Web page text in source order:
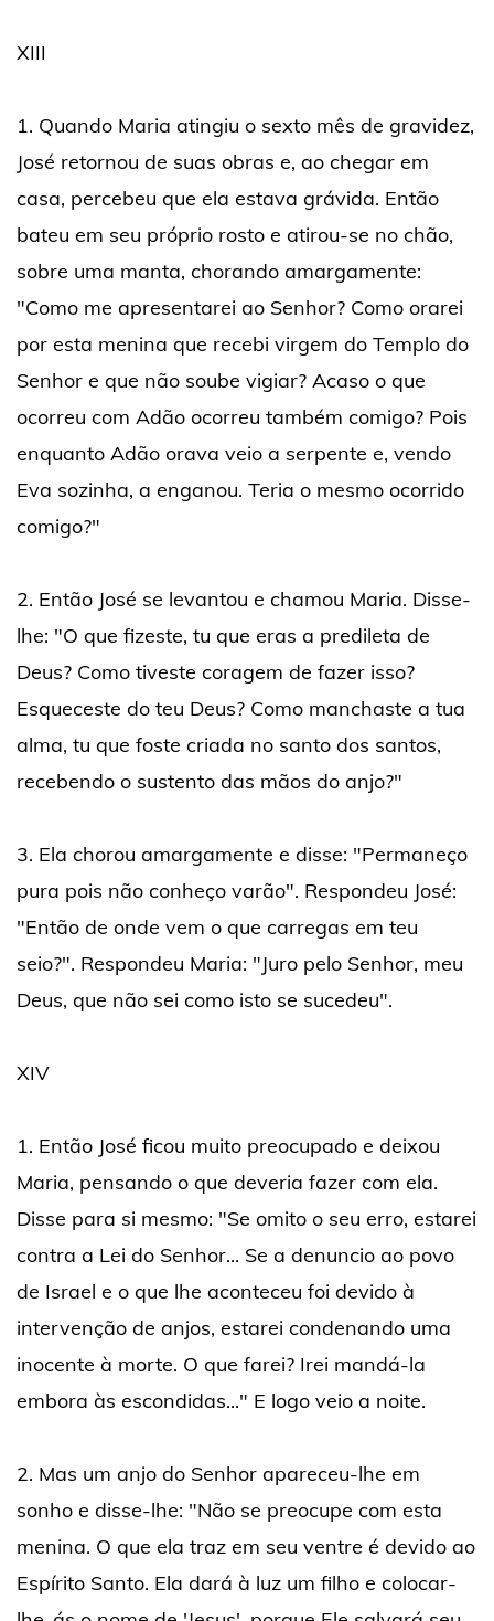
XIII
1. Quando Maria atingiu o sexto mês de gravidez,
José retornou de suas obras e, ao chegar em
casa, percebeu que ela estava grávida. Então
bateu em seu próprio rosto e atirou-se no chão,
sobre uma manta, chorando amargamente:
"Como me apresentarei ao Senhor? Como orarei
por esta menina que recebi virgem do Templo do
Senhor e que não soube vigiar? Acaso o que
ocorreu com Adão ocorreu também comigo? Pois
enquanto Adão orava veio a serpente e, vendo
Eva sozinha, a enganou. Teria o mesmo ocorrido
comigo?"
2. Então José se levantou e chamou Maria. Disse-
lhe: "O que fizeste, tu que eras a predileta de
Deus? Como tiveste coragem de fazer isso?
Esqueceste do teu Deus? Como manchaste a tua
alma, tu que foste criada no santo dos santos,
recebendo o sustento das mãos do anjo?"
3. Ela chorou amargamente e disse: "Permaneço
pura pois não conheço varão". Respondeu José:
"Então de onde vem o que carregas em teu
seio?". Respondeu Maria: "Juro pelo Senhor, meu
Deus, que não sei como isto se sucedeu".
XIV
1. Então José ficou muito preocupado e deixou
Maria, pensando o que deveria fazer com ela.
Disse para si mesmo: "Se omito o seu erro, estarei
contra a Lei do Senhor... Se a denuncio ao povo
de Israel e o que lhe aconteceu foi devido à
intervenção de anjos, estarei condenando uma
inocente à morte. O que farei? Irei mandá-la
embora às escondidas..." E logo veio a noite.
2. Mas um anjo do Senhor apareceu-lhe em
sonho e disse-lhe: "Não se preocupe com esta
menina. O que ela traz em seu ventre é devido ao
Espírito Santo. Ela dará à luz um filho e colocar-